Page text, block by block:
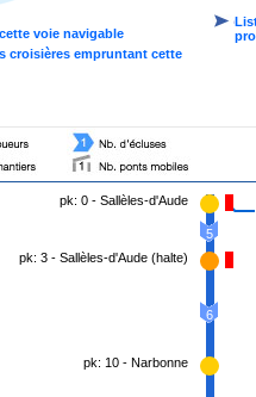
voie navigable
croisières empruntant cette
pk: 0 - Sallèles-d'Aude
5
pk: 3 - Sallèles-d'Aude (halte)
6
pk: 10 - Narbonne